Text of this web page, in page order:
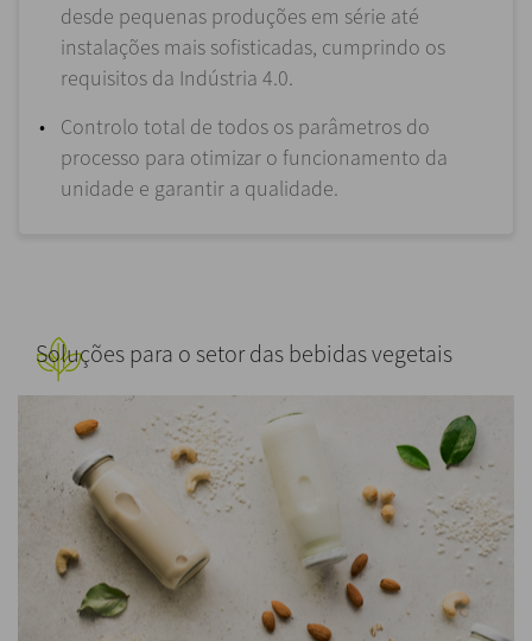
desde pequenas produções em série até
instalações mais sofisticadas, cumprindo os
requisitos da Indústria 4.0.
Controlo total de todos os parâmetros do
processo para otimizar o funcionamento da
unidade e garantir a qualidade.
Soluções para o setor das bebidas vegetais